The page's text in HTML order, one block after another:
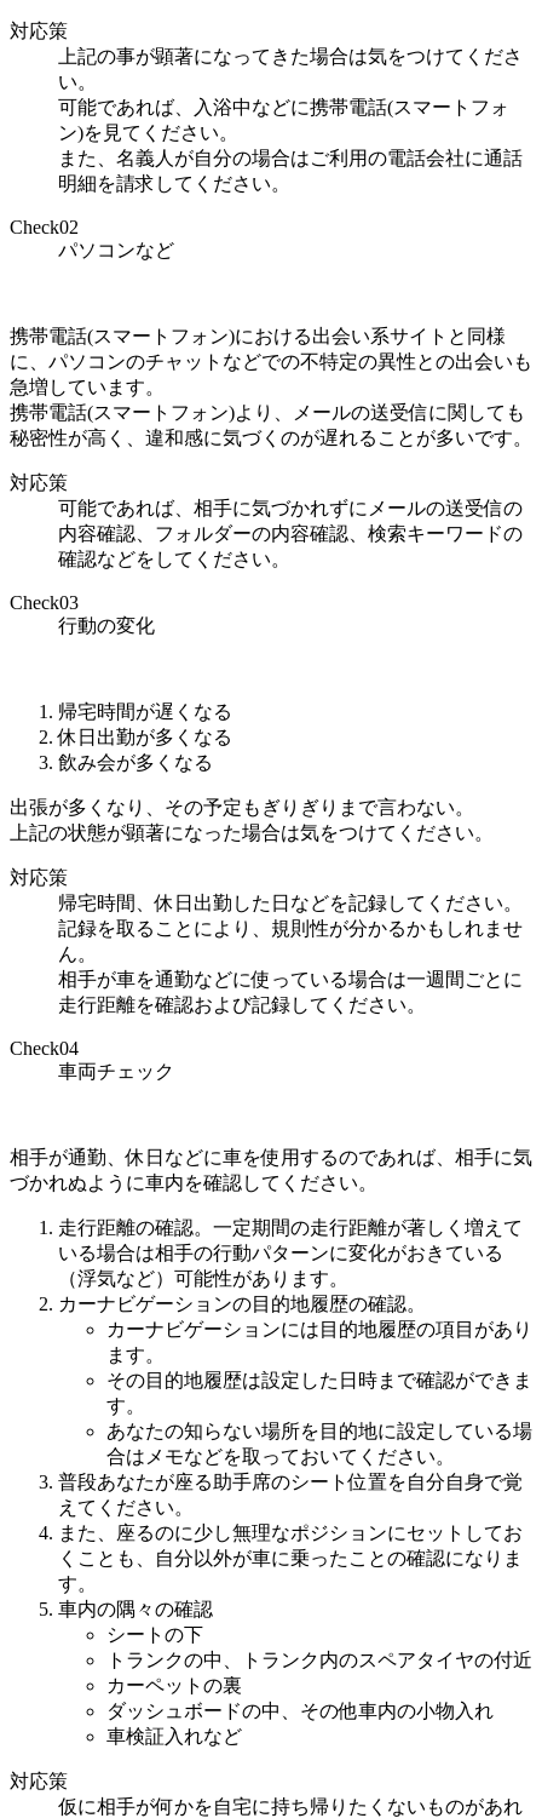
対応策
上記の事が顕著になってきた場合は気をつけてくださ
い。
可能であれば、入浴中などに携帯電話(スマートフォ
ン)を見てください。
また、名義人が自分の場合はご利用の電話会社に通話
明細を請求してください。
Check02
パソコンなど
携帯電話(スマートフォン)における出会い系サイトと同様
に、パソコンのチャットなどでの不特定の異性との出会いも
急増しています。
携帯電話(スマートフォン)より、メールの送受信に関しても
秘密性が高く、違和感に気づくのが遅れることが多いです。
対応策
可能であれば、相手に気づかれずにメールの送受信の
内容確認、フォルダーの内容確認、検索キーワードの
確認などをしてください。
Check03
行動の変化
帰宅時間が遅くなる
休日出勤が多くなる
飲み会が多くなる
出張が多くなり、その予定もぎりぎりまで言わない。
上記の状態が顕著になった場合は気をつけてください。
対応策
帰宅時間、休日出勤した日などを記録してください。
記録を取ることにより、規則性が分かるかもしれませ
ん。
相手が車を通勤などに使っている場合は一週間ごとに
走行距離を確認および記録してください。
Check04
車両チェック
相手が通勤、休日などに車を使用するのであれば、相手に気
づかれぬように車内を確認してください。
走行距離の確認。一定期間の走行距離が著しく増えて
いる場合は相手の行動パターンに変化がおきている
（浮気など）可能性があります。
カーナビゲーションの目的地履歴の確認。
カーナビゲーションには目的地履歴の項目があり
ます。
その目的地履歴は設定した日時まで確認ができま
す。
あなたの知らない場所を目的地に設定している場
合はメモなどを取っておいてください。
普段あなたが座る助手席のシート位置を自分自身で覚
えてください。
また、座るのに少し無理なポジションにセットしてお
くことも、自分以外が車に乗ったことの確認になりま
す。
車内の隅々の確認
シートの下
トランクの中、トランク内のスペアタイヤの付近
カーペットの裏
ダッシュボードの中、その他車内の小物入れ
車検証入れなど
対応策
仮に相手が何かを自宅に持ち帰りたくないものがあれ